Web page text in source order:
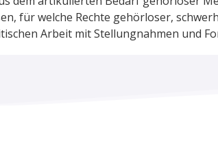
für welche Rechte gehörloser,
Arbeit mit Stellungnahmen und